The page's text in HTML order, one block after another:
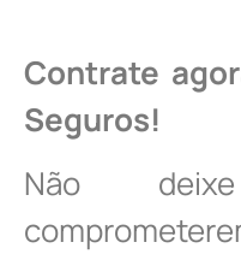
Contrate
Seguros!
Não